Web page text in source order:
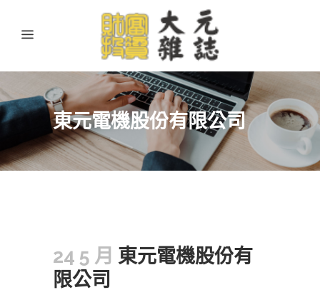
東元電機股份有限公司
24 5 月 東元電機股份有
限公司